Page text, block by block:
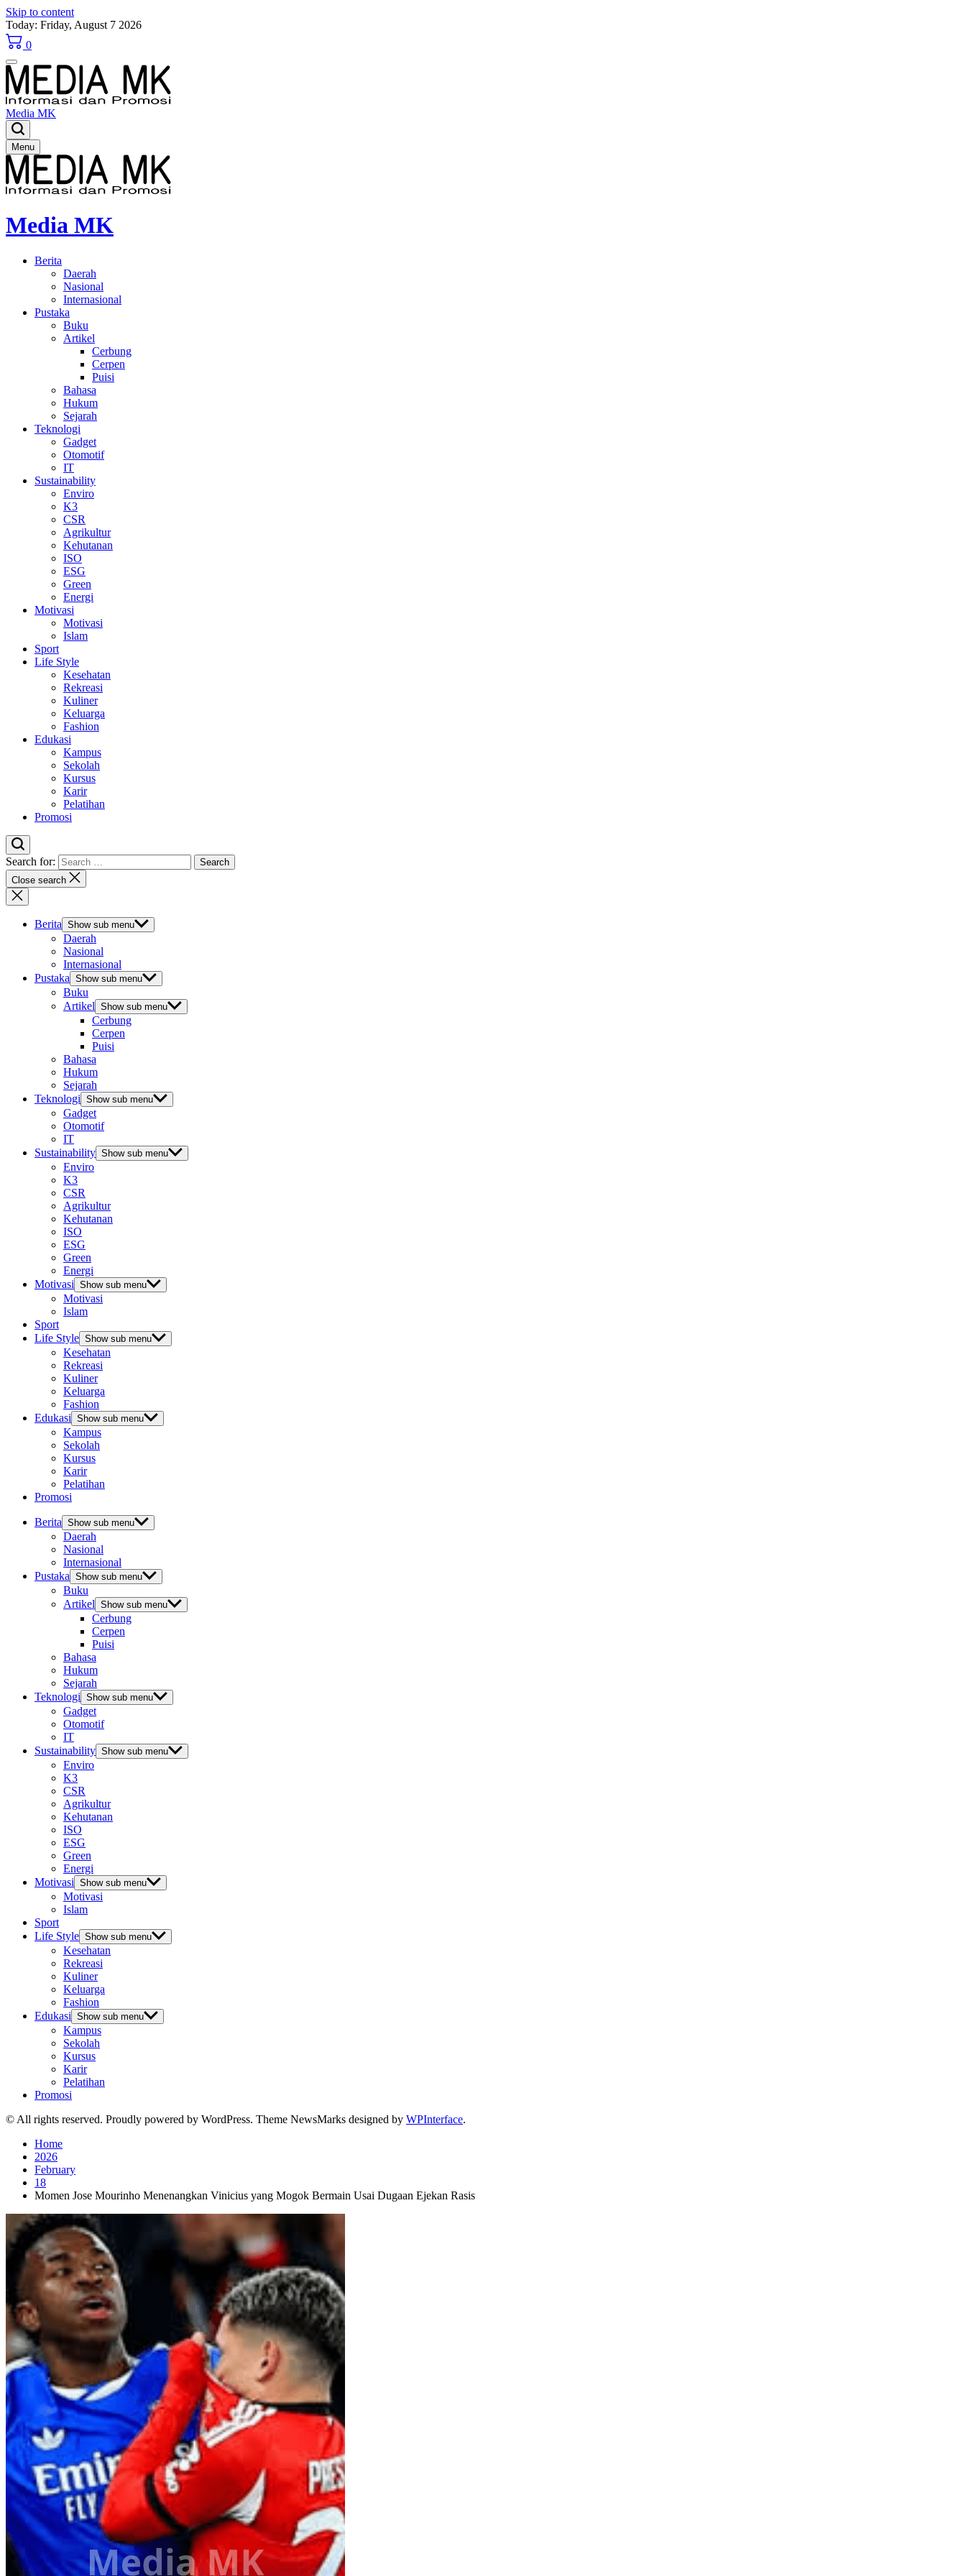
Skip to content
Today: Friday, August 7 2026
0
Media MK
Menu
Media MK
Berita
Daerah
Nasional
Internasional
Pustaka
Buku
Artikel
Cerbung
Cerpen
Puisi
Bahasa
Hukum
Sejarah
Teknologi
Gadget
Otomotif
IT
Sustainability
Enviro
K3
CSR
Agrikultur
Kehutanan
ISO
ESG
Green
Energi
Motivasi
Motivasi
Islam
Sport
Life Style
Kesehatan
Rekreasi
Kuliner
Keluarga
Fashion
Edukasi
Kampus
Sekolah
Kursus
Karir
Pelatihan
Promosi
Search for:
Close search
Berita Show sub menu
Daerah
Nasional
Internasional
Pustaka Show sub menu
Buku
Artikel Show sub menu
Cerbung
Cerpen
Puisi
Bahasa
Hukum
Sejarah
Teknologi Show sub menu
Gadget
Otomotif
IT
Sustainability Show sub menu
Enviro
K3
CSR
Agrikultur
Kehutanan
ISO
ESG
Green
Energi
Motivasi Show sub menu
Motivasi
Islam
Sport
Life Style Show sub menu
Kesehatan
Rekreasi
Kuliner
Keluarga
Fashion
Edukasi Show sub menu
Kampus
Sekolah
Kursus
Karir
Pelatihan
Promosi
Berita Show sub menu
Daerah
Nasional
Internasional
Pustaka Show sub menu
Buku
Artikel Show sub menu
Cerbung
Cerpen
Puisi
Bahasa
Hukum
Sejarah
Teknologi Show sub menu
Gadget
Otomotif
IT
Sustainability Show sub menu
Enviro
K3
CSR
Agrikultur
Kehutanan
ISO
ESG
Green
Energi
Motivasi Show sub menu
Motivasi
Islam
Sport
Life Style Show sub menu
Kesehatan
Rekreasi
Kuliner
Keluarga
Fashion
Edukasi Show sub menu
Kampus
Sekolah
Kursus
Karir
Pelatihan
Promosi
© All rights reserved. Proudly powered by WordPress. Theme NewsMarks designed by WPInterface.
Home
2026
February
18
Momen Jose Mourinho Menenangkan Vinicius yang Mogok Bermain Usai Dugaan Ejekan Rasis